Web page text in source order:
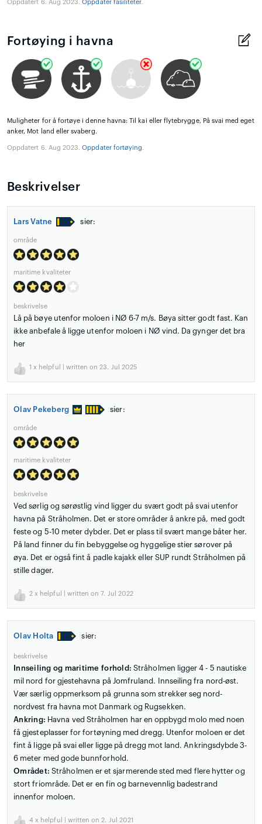
Oppdatert 6. Aug 2023.Oppdater fasiliteter.
Fortøying i havna
Muligheter for å fortøye i denne havna: Til kai eller flytebrygge, På svai med eget
anker, Mot land eller svaberg.
Oppdatert 6. Aug 2023.Oppdater fortøying.
Beskrivelser
Lars Vatne sier:
område
maritime kvaliteter
beskrivelse
Lå på bøye utenfor moloen i NØ 6-7 m/s. Bøya sitter godt fast. Kan
ikke anbefale å ligge utenfor moloen i NØ vind. Da gynger det bra
her
1 x helpful | written on 23. Jul 2025
Olav Pekeberg sier:
område
maritime kvaliteter
beskrivelse
Ved sørlig og sørøstlig vind ligger du svært godt på svai utenfor
havna på Stråholmen. Det er store områder å ankre på, med godt
feste og 5-10 meter dybder. Det er plass til svært mange båter her.
På land finner du fin bebyggelse og hyggelige stier sørover på
øya. Det er også fint å padle kajakk eller SUP rundt Stråholmen på
stille dager.
2 x helpful | written on 7. Jul 2022
Olav Holta sier:
beskrivelse
Innseiling og maritime forhold: Stråholmen ligger 4 - 5 nautiske
mil nord for gjestehavna på Jomfruland. Innseiling fra nord-øst.
Vær særlig oppmerksom på grunna som strekker seg nord-
nordvest fra havna mot Danmark og Rugsekken.
Ankring: Havna ved Stråholmen har en oppbygd molo med noen
få gjesteplasser for fortøyning med dregg. Utenfor moloen er det
fint å ligge på svai eller ligge på dregg mot land. Ankringsdybde 3-
6 meter med gode bunnforhold.
Området: Stråholmen er et sjarmerende sted med flere hytter og
stort friområde. Det er en fin og barnevennlig badestrand
innenfor moloen.
4 x helpful | written on 2. Jul 2021